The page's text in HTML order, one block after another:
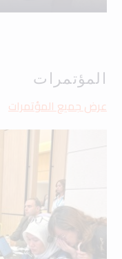
المؤتمرات
عرض جميع المؤتمرات